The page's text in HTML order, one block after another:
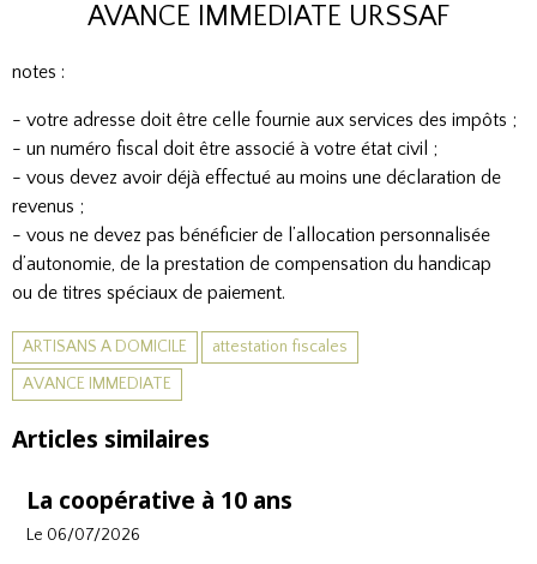
AVANCE IMMEDIATE URSSAF
notes :
- votre adresse doit être celle fournie aux services des impôts ;
- un numéro fiscal doit être associé à votre état civil ;
- vous devez avoir déjà effectué au moins une déclaration de
revenus ;
- vous ne devez pas bénéficier de l’allocation personnalisée
d’autonomie, de la prestation de compensation du handicap
ou de titres spéciaux de paiement.
ARTISANS A DOMICILE
attestation fiscales
AVANCE IMMEDIATE
Articles similaires
La coopérative à 10 ans
Le 06/07/2026